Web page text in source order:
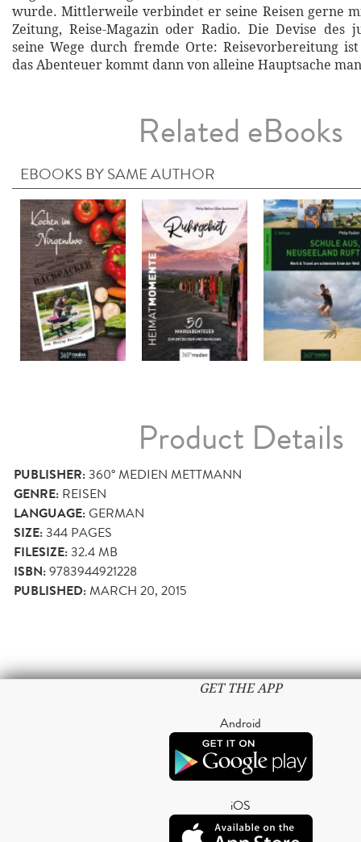
wurde. Mittlerweile verbindet er seine Reisen gerne
Zeitung, Reise-Magazin oder Radio. Die Devise des
seine Wege durch fremde Orte: Reisevorbereitung
das Abenteuer kommt dann von alleine Hauptsache
Related eBooks
EBOOKS BY SAME AUTHOR
Product Details
PUBLISHER:360° MEDIEN METTMANN
GENRE: REISEN
LANGUAGE:GERMAN
SIZE:344 PAGES
FILESIZE:32.4 MB
ISBN:9783944921228
PUBLISHED:MARCH 20, 2015
GET THE APP
Android
iOS